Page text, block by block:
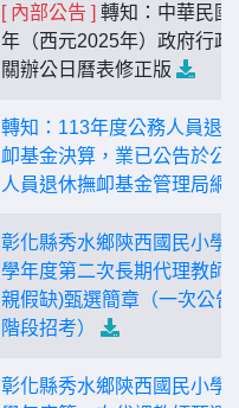
[ 內部公告 ] 轉知：中華民國
年（西元2025年）政府行政
關辦公日曆表修正版
轉知：113年度公務人員退
卹基金決算，業已公告於公
人員退休撫卹基金管理局網
彰化縣秀水鄉陝西國民小學
學年度第二次長期代理教師(
親假缺)甄選簡章（一次公告
階段招考）
彰化縣秀水鄉陝西國民小學